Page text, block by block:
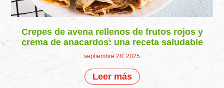
Crepes de avena rellenos de frutos rojos y
crema de anacardos: una receta saludable
septiembre 28, 2025
Leer más